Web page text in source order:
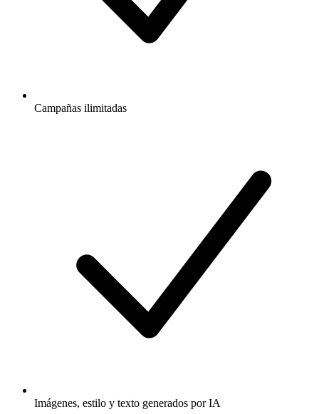
Campañas ilimitadas
Imágenes, estilo y texto generados por IA